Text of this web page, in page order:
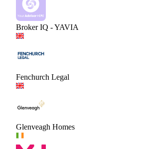
Broker IQ - YAVIA
Fenchurch Legal
Glenveagh Homes